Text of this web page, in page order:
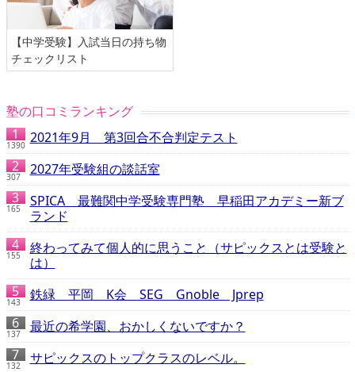
【中学受験】入試当日の持ち物
チェックリスト
塾の口コミランキング
1390 2021年9月 第3回合不合判定テスト
307 2027年受験組の談話室
165
SPICA 最難関中学受験専門塾 早稲田アカデミー新ブ
ランド
155
終わってみて個人的に思うこと（サピックスとは受験と
は）
143 鉄緑 平岡 K会 SEG Gnoble Jprep
137 最近の希学園、おかしくないですか？
132 サピックスのトップクラスのレベル。